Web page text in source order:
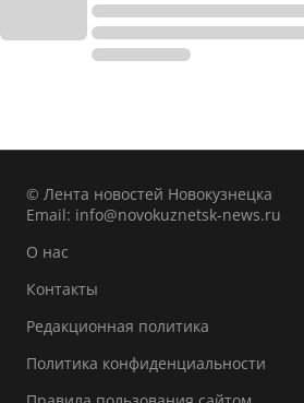
© Лента новостей Новокузнецка
Email: info@novokuznetsk-news.ru
О нас
Контакты
Редакционная политика
Политика конфиденциальности